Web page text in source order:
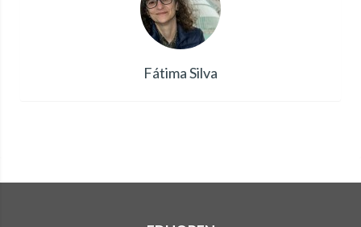
Fátima Silva